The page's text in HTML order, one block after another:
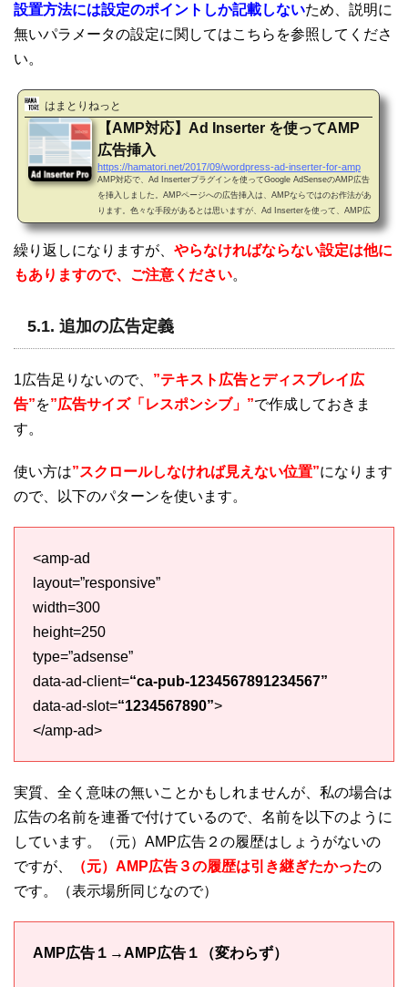
設置方法には設定のポイントしか記載しないため、説明に
無いパラメータの設定に関してはこちらを参照してくださ
い。
はまとりねっと
【AMP対応】Ad Inserter を使ってAMP
広告挿入
https://hamatori.net/2017/09/wordpress-ad-inserter-for-amp
AMP対応で、Ad Inserterプラグインを使ってGoogle AdSenseのAMP広告
を挿入しました。AMPページへの広告挿入は、AMPならではのお作法があ
ります。色々な手段があるとは思いますが、Ad Inserterを使って、AMP広
告の挿入に成功しましたので、一例としてご紹介します。本稿は、AMP広
告を挿入するというところだけを記載し、Ad Inserter自体についての紹介
は最小の内容としています。0. AMPとは？AMPは”Accelerated Mobile Pa
ges”の頭文字です。AMP対応に関してはこちらを参照ください。1. Ad Ins
繰り返しになりますが、 やらなければならない設定は他に
もありますので、ご注意ください。
5.1. 追加の広告定義
1広告足りないので、 ”テキスト広告とディスプレイ広
告”を”広告サイズ「レスポンシブ」”で作成しておきま
す。
使い方は”スクロールしなければ見えない位置”になります
ので、以下のパターンを使います。
<amp-ad
layout=”responsive”
width=300
height=250
type=”adsense”
data-ad-client=“ca-pub-1234567891234567”
data-ad-slot=“1234567890”>
</amp-ad>
実質、全く意味の無いことかもしれませんが、私の場合は
広告の名前を連番で付けているので、名前を以下のように
しています。（元）AMP広告２の履歴はしょうがないの
ですが、
（元）AMP広告３の履歴は引き継ぎたかったの
です。（表示場所同じなので）
AMP広告１→AMP広告１（変わらず）